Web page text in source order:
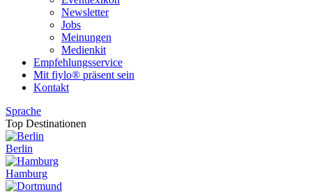
Newsletter
Jobs
Meinungen
Medienkit
Empfehlungsservice
Mit fiylo® präsent sein
Kontakt
Sprache
Top Destinationen
Berlin
Hamburg